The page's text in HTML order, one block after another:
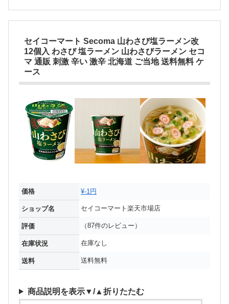
セイコーマート Secoma 山わさび塩ラーメン改
12個入 わさび 塩ラーメン 山わさびラーメン セコ
マ 通販 刺激 辛い 激辛 北海道 ご当地 送料無料 ケ
ース
価格 ¥-1円
ショップ名 セイコーマート楽天市場店
評価 （87件のレビュー）
在庫状況 在庫なし
送料 送料無料
商品説明を表示▼/▲折りたたむ